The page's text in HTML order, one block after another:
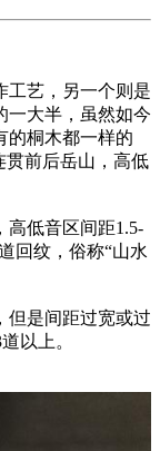
工艺，另一个则是
一大半，虽然如今
的桐木都一样的
贯前后岳山，高低
高低音区间距1.5-
回纹，俗称“山水
但是间距过宽或过
以上。